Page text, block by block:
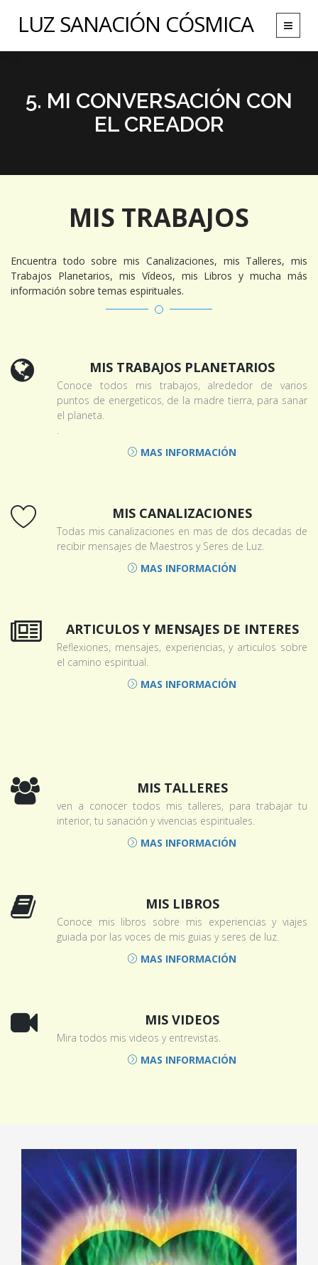
Toggle
LUZ SANACIÓN CÓSMICA
5. MI CONVERSACIÓN CON
EL CREADOR
MIS TRABAJOS
Encuentra todo sobre mis Canalizaciones, mis Talleres, mis
Trabajos Planetarios, mis Vídeos, mis Libros y mucha más
información sobre temas espirituales.
MIS TRABAJOS PLANETARIOS
Conoce todos mis trabajos, alrededor de varios
puntos de energeticos, de la madre tierra, para sanar
el planeta.
.
MAS INFORMACIÓN
MIS CANALIZACIONES
Todas mis canalizaciones en mas de dos decadas de
recibir mensajes de Maestros y Seres de Luz.
MAS INFORMACIÓN
ARTICULOS Y MENSAJES DE INTERES
Reflexiones, mensajes, experiencias, y articulos sobre
el camino espiritual.
MAS INFORMACIÓN
MIS TALLERES
ven a conocer todos mis talleres, para trabajar tu
interior, tu sanación y vivencias espirituales.
MAS INFORMACIÓN
MIS LIBROS
Conoce mis libros sobre mis experiencias y viajes
guiada por las voces de mis guias y seres de luz.
MAS INFORMACIÓN
MIS VIDEOS
Mira todos mis videos y entrevistas.
MAS INFORMACIÓN